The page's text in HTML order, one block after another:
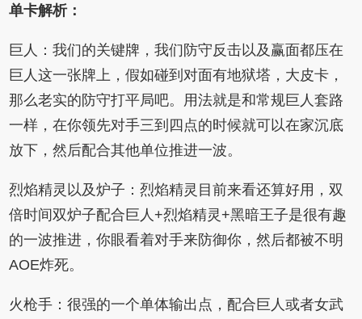
单卡解析：
巨人：我们的关键牌，我们防守反击以及赢面都压在
巨人这一张牌上，假如碰到对面有地狱塔，大皮卡，
那么老实的防守打平局吧。用法就是和常规巨人套路
一样，在你领先对手三到四点的时候就可以在家沉底
放下，然后配合其他单位推进一波。
烈焰精灵以及炉子：烈焰精灵目前来看还算好用，双
倍时间双炉子配合巨人+烈焰精灵+黑暗王子是很有趣
的一波推进，你眼看着对手来防御你，然后都被不明
AOE炸死。
火枪手：很强的一个单体输出点，配合巨人或者女武